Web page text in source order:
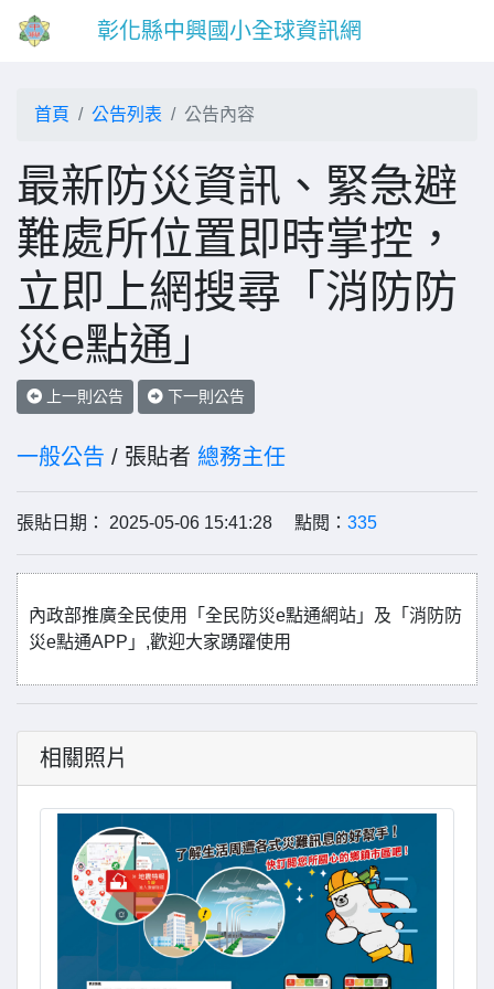
彰化縣中興國小全球資訊網
首頁 公告列表 公告內容
最新防災資訊、緊急避
難處所位置即時掌控，
立即上網搜尋「消防防
災e點通」
上一則公告 下一則公告
一般公告 / 張貼者 總務主任
張貼日期： 2025-05-06 15:41:28 點閱： 335
內政部推廣全民使用「全民防災e點通網站」及「消防防
災e點通APP」,歡迎大家踴躍使用
相關照片